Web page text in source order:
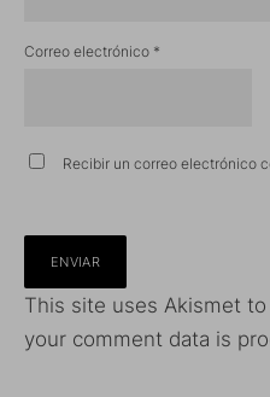
Correo electrónico *
Recibir un correo electrónico
This site uses Akismet
your comment data is